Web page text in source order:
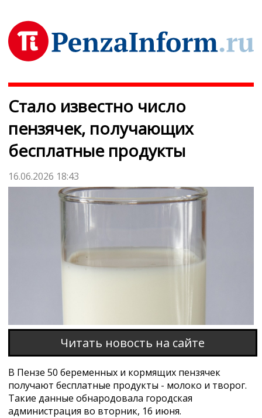
Стало известно число
пензячек, получающих
бесплатные продукты
16.06.2026 18:43
Читать новость на сайте
В Пензе 50 беременных и кормящих пензячек
получают бесплатные продукты - молоко и творог.
Такие данные обнародовала городская
администрация во вторник, 16 июня.